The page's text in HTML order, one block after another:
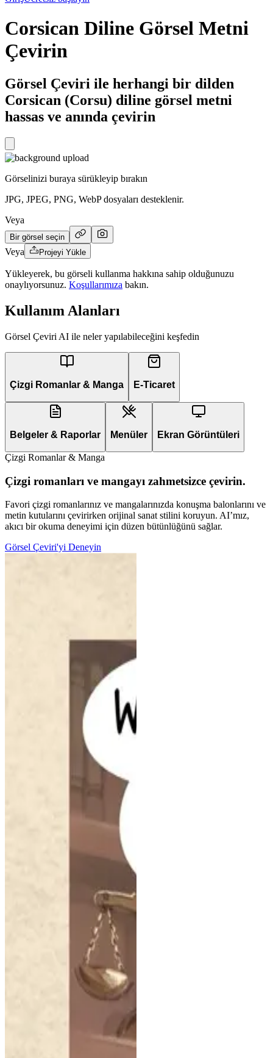
Corsican Diline Görsel Metni
Çevirin
Görsel Çeviri ile herhangi bir dilden
Corsican (Corsu) diline görsel metni
hassas ve anında çevirin
Görselinizi buraya sürükleyip bırakın
JPG, JPEG, PNG, WebP dosyaları desteklenir.
Veya
Bir görsel seçin
Veya Projeyi Yükle
Yükleyerek, bu görseli kullanma hakkına sahip olduğunuzu
onaylıyorsunuz. Koşullarımıza bakın.
Kullanım Alanları
Görsel Çeviri AI ile neler yapılabileceğini keşfedin
Çizgi Romanlar & Manga E-Ticaret
Belgeler & Raporlar Menüler Ekran Görüntüleri
Çizgi Romanlar & Manga
Çizgi romanları ve mangayı zahmetsizce çevirin.
Favori çizgi romanlarınız ve mangalarınızda konuşma balonlarını ve
metin kutularını çevirirken orijinal sanat stilini koruyun. AI’mız,
akıcı bir okuma deneyimi için düzen bütünlüğünü sağlar.
Görsel Çeviri'yi Deneyin